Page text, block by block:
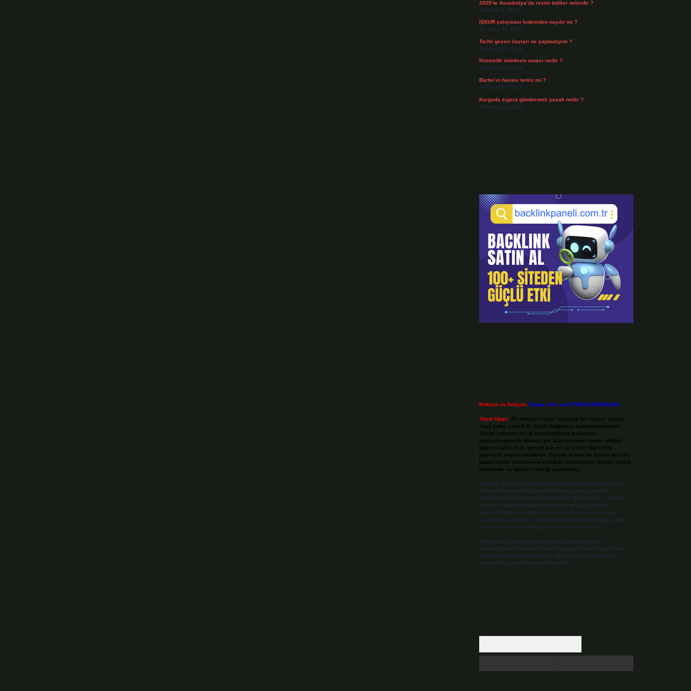
2025’te Avustralya’da resmi tatiller nelerdir ?
Ağustos 3, 2026
İŞKUR çalışması kıdemden sayılır mı ?
Temmuz 30, 2026
Tarihi geçen ilaçları ne yapmalıyım ?
Temmuz 28, 2026
Kozmetik ürünlerin amacı nedir ?
Temmuz 26, 2026
Bartın’ın havası temiz mi ?
Temmuz 25, 2026
Kargoda sigara göndermek yasak mıdır ?
Temmuz 24, 2026
Reklam ve İletişim: Skype: live:.cid.575569c608265c69
Yasal Uyarı: Bu internet sitesi, herhangi bir marka, kurum
veya şahıs şirketi ile hiçbir bağlantısı bulunmamaktadır.
Sitede yalnızca kendi hazırladığımız makaleler
paylaşılmaktadır. Burada yer alan içerikler haber niteliği
taşımamakta olup, gerçek kurum ve kişiler hakkında
paylaşım yapılmamaktadır. Gerçek kurum ve kişiler ile isim
benzerlikleri tamamen tesadüfidir. Sitemizdeki bilgiler taslak
halindedir ve tavsiye niteliği taşımazlar.
Sitemiz, 5651 Sayılı Kanun gereğince Bilgi Teknolojileri ve
İletişim Kurumu (BTK) tarafından onaylanmış bir Yer
Sağlayıcı olarak hizmet vermektedir. Bu nedenle, sitedeki
içerikleri proaktif olarak denetleme veya araştırma
yükümlülüğümüz bulunmamaktadır. Ancak, üyelerimiz
yazdıkları içeriklerin sorumluluğunu taşımakta olup, siteye
üye olarak bu sorumluluğu kabul etmiş sayılırlar.
Hukuka ve yasal düzenlemelere aykırı olduğunu
düşündüğünüz içerikleri,
backlinkpanelicomtr@gmail.com
adresine bildirmeniz halinde, ilgili içerikler yasal süre
içerisinde sitemizden kaldırılacaktır.